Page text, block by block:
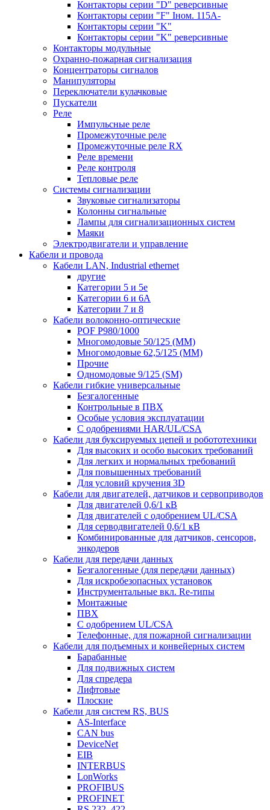
Контакторы серии "D" реверсивные
Контакторы серии "F" Iном. 115А-
Контакторы серии "K"
Контакторы серии "K" реверсивные
Контакторы модульные
Охранно-пожарная сигнализация
Концентраторы сигналов
Манипуляторы
Переключатели кулачковые
Пускатели
Реле
Импульсные реле
Промежуточные реле
Промежуточные реле RX
Реле времени
Реле контроля
Тепловые реле
Системы сигнализации
Звуковые сигнализаторы
Колонны сигнальные
Лампы для сигнализационных систем
Маяки
Электродвигатели и управление
Кабели и провода
Кабели LAN, Industrial ethernet
другие
Категории 5 и 5е
Категории 6 и 6A
Категории 7 и 8
Кабели волоконно-оптические
POF P980/1000
Многомодовые 50/125 (ММ)
Многомодовые 62,5/125 (ММ)
Прочие
Одномодовые 9/125 (SM)
Кабели гибкие универсальные
Безгалогенные
Контрольные в ПВХ
Особые условия эксплуатации
С одобрениями HAR/UL/CSA
Кабели для буксируемых цепей и робототехники
Для высоких и особо высоких требований
Для легких и нормальных требований
Для повышенных требований
Для условий кручения 3D
Кабели для двигателей, датчиков и сервоприводов
Для двигателей 0,6/1 кВ
Для двигателей с одобрением UL/CSA
Для серводвигателей 0,6/1 кВ
Комбинированные для датчиков, cенсоров,
энкодеров
Кабели для передачи данных
Безгалогенные (для передачи данных)
Для искробезопасных установок
Инструментальные вкл. Re-типы
Монтажные
ПВХ
С одобрением UL/CSA
Телефонные, для пожарной сигнализации
Кабели для подъемных и конвейерных систем
Барабанные
Для подвижных систем
Для спредера
Лифтовые
Плоские
Кабели для систем RS, BUS
AS-Interface
CAN bus
DeviceNet
EIB
INTERBUS
LonWorks
PROFIBUS
PROFINET